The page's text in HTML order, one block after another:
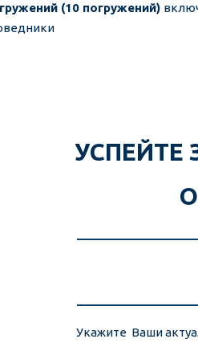
(10 погружений)
УСПЕЙТЕ
Укажите  Ваши